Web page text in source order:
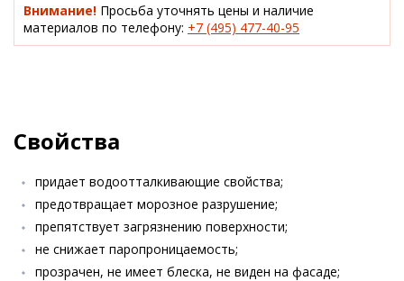
Внимание! Просьба уточнять цены и наличие
материалов по телефону: +7 (495) 477-40-95
Свойства
придает водоотталкивающие свойства;
предотвращает морозное разрушение;
препятствует загрязнению поверхности;
не снижает паропроницаемость;
прозрачен, не имеет блеска, не виден на фасаде;